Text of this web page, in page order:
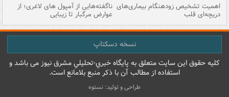
اهمیت تشخیص زودهنگام بیماری‌های
دریچه‌ای قلب
ناگفته‌هایی از آمپول های لاغری؛ از
عوارض مرگبار تا زیبایی
نسخه دسکتاپ
کليه حقوق اين سايت متعلق به پایگاه خبري-تحليلي مشرق نيوز می باشد و
استفاده از مطالب آن با ذکر منبع بلامانع است.
طراحی و تولید: نستوه